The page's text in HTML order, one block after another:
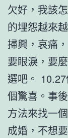
欠好，我該
的埋怨越來
掃興，哀痛
要眼淚，要
選吧。
個驚喜。事
方法來找一
成婚，不想